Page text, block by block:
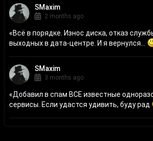
«Всё в порядке. Износ диска, отказ
выходных в дата-центре. И я вернулся...
SMaxim
2 months ago
«Добавил в спам ВСЕ известные
сервисы. Если удастся удивить, буду рад
SMaxim
3 months ago